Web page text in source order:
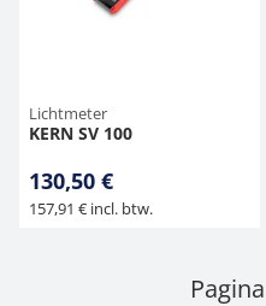
Lichtmeter
KERN SV 100
130,50 €
157,91 € incl. btw.